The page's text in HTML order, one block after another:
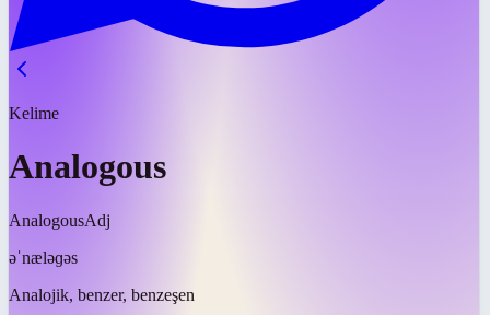
Kelime
Analogous
AnalogousAdj
əˈnæləɡəs
Analojik, benzer, benzeşen